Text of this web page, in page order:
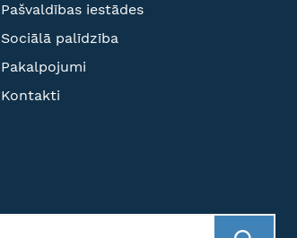
Pašvaldības iestādes
Sociālā palīdzība
Pakalpojumi
Kontakti